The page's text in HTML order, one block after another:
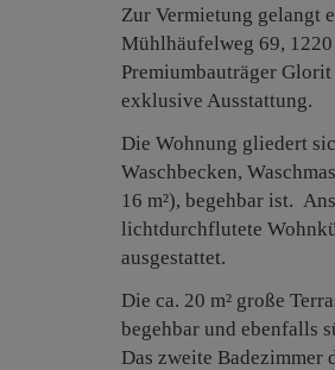
Zur Vermietung gelangt
Mühlhäufelweg 69,
Premiumbauträger
exklusive Ausstattung.
Die Wohnung gliedert
Waschbecken,
16 m²), begehbar ist.
lichtdurchflutete
ausgestattet.
Die ca. 20 m² große
begehbar und ebenfalls
Das zweite Badezimmer